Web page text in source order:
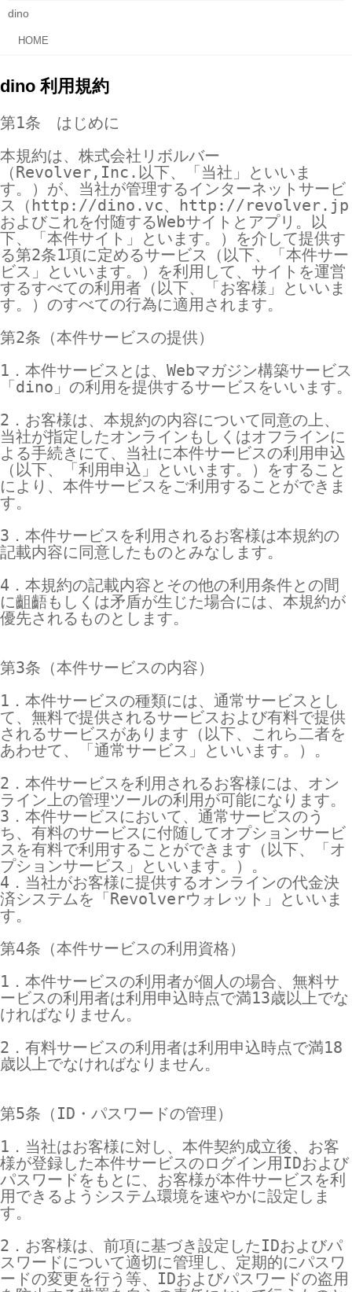
dino
HOME
dino 利用規約
第1条　はじめに
本規約は、株式会社リボルバー
（Revolver,Inc.以下、「当社」といいま
す。）が、当社が管理するインターネットサービ
ス（http://dino.vc、http://revolver.jp
およびこれを付随するWebサイトとアプリ。以
下、「本件サイト」といます。）を介して提供す
る第2条1項に定めるサービス（以下、「本件サー
ビス」といいます。）を利用して、サイトを運営
するすべての利用者（以下、「お客様」といいま
す。）のすべての行為に適用されます。
第2条（本件サービスの提供）
1．本件サービスとは、Webマガジン構築サービス
「dino」の利用を提供するサービスをいいます。
2．お客様は、本規約の内容について同意の上、
当社が指定したオンラインもしくはオフラインに
よる手続きにて、当社に本件サービスの利用申込
（以下、「利用申込」といいます。）をすること
により、本件サービスをご利用することができま
す。
3．本件サービスを利用されるお客様は本規約の
記載内容に同意したものとみなします。
4．本規約の記載内容とその他の利用条件との間
に齟齬もしくは矛盾が生じた場合には、本規約が
優先されるものとします。
第3条（本件サービスの内容）
1．本件サービスの種類には、通常サービスとし
て、無料で提供されるサービスおよび有料で提供
されるサービスがあります（以下、これら二者を
あわせて、「通常サービス」といいます。）。
2．本件サービスを利用されるお客様には、オン
ライン上の管理ツールの利用が可能になります。
3．本件サービスにおいて、通常サービスのう
ち、有料のサービスに付随してオプションサービ
スを有料で利用することができます（以下、「オ
プションサービス」といいます。）。
4．当社がお客様に提供するオンラインの代金決
済システムを「Revolverウォレット」といいま
す。
第4条（本件サービスの利用資格）
1．本件サービスの利用者が個人の場合、無料サ
ービスの利用者は利用申込時点で満13歳以上でな
ければなりません。
2．有料サービスの利用者は利用申込時点で満18
歳以上でなければなりません。
第5条（ID・パスワードの管理）
1．当社はお客様に対し、本件契約成立後、お客
様が登録した本件サービスのログイン用IDおよび
パスワードをもとに、お客様が本件サービスを利
用できるようシステム環境を速やかに設定しま
す。
2．お客様は、前項に基づき設定したIDおよびパ
スワードについて適切に管理し、定期的にパスワ
ードの変更を行う等、IDおよびパスワードの盗用